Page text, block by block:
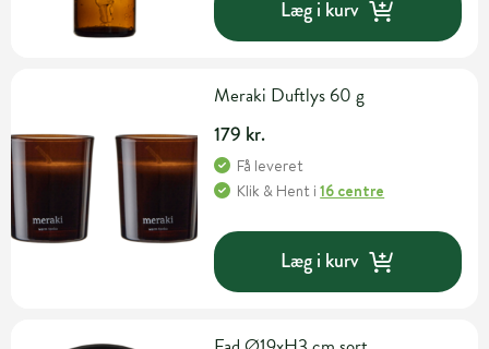
Læg i kurv
Meraki Duftlys 60 g
179 kr.
Få leveret
Klik & Hent i16 centre
Læg i kurv